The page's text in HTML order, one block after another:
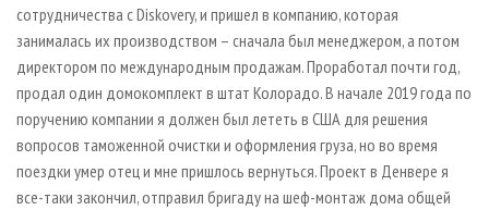
сотрудничества с Diskovery, и пришел в компанию, которая
занималась их производством – сначала был менеджером, а потом
директором по международным продажам. Проработал почти год,
продал один домокомплект в штат Колорадо. В начале 2019 года по
поручению компании я должен был лететь в США для решения
вопросов таможенной очистки и оформления груза, но во время
поездки умер отец и мне пришлось вернуться. Проект в Денвере я
все-таки закончил, отправил бригаду на шеф-монтаж дома общей